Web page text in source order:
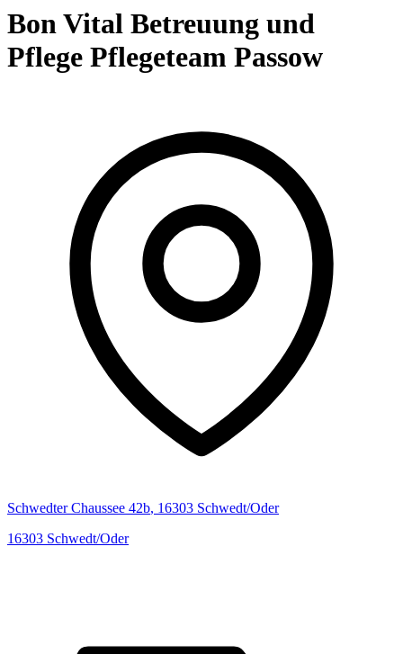
Bon Vital Betreuung und
Pflege Pflegeteam Passow
Schwedter Chaussee 42b, 16303 Schwedt/Oder
16303 Schwedt/Oder